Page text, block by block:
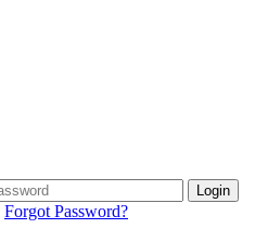
Login
Forgot Password?